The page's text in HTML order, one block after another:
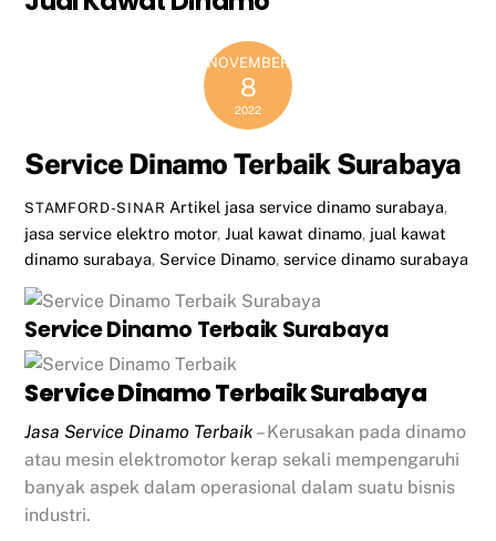
NOVEMBER
8
2022
Service Dinamo Terbaik Surabaya
STAMFORD-SINAR Artikel jasa service dinamo surabaya,
jasa service elektro motor,Jual kawat dinamo, jual kawat
dinamo surabaya, Service Dinamo,service dinamo surabaya
Service Dinamo Terbaik Surabaya
Service Dinamo Terbaik Surabaya
Jasa Service Dinamo Terbaik– Kerusakan pada dinamo
atau mesin elektromotor kerap sekali mempengaruhi
banyak aspek dalam operasional dalam suatu bisnis
industri.